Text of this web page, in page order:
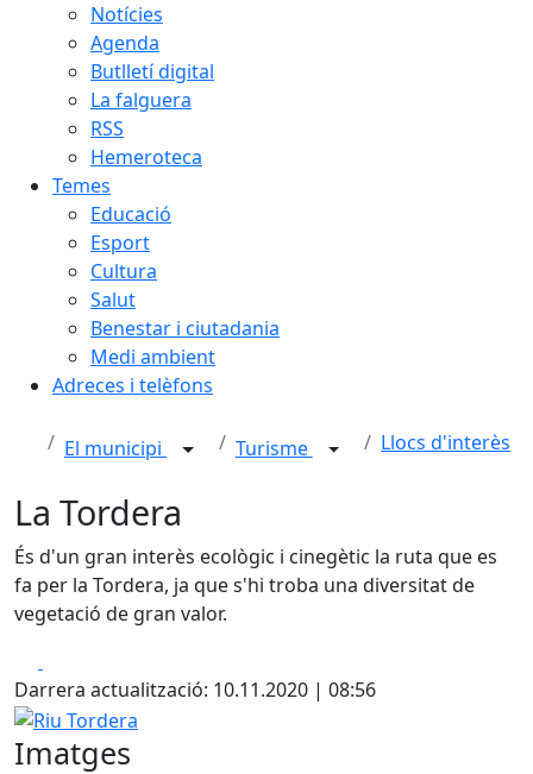
Notícies
Agenda
Butlletí digital
La falguera
RSS
Hemeroteca
Temes
Educació
Esport
Cultura
Salut
Benestar i ciutadania
Medi ambient
Adreces i telèfons
El municipi Turisme Llocs d'interès
La Tordera
És d'un gran interès ecològic i cinegètic la ruta que es
fa per la Tordera, ja que s'hi troba una diversitat de
vegetació de gran valor.
Darrera actualització: 10.11.2020 | 08:56
Riu Tordera
Imatges